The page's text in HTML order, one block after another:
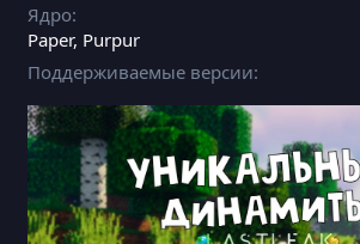
Ядро
Paper Purpur
Поддерживаемые версии